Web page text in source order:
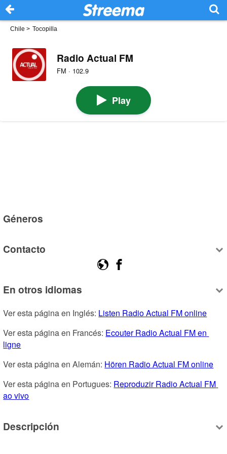
Chile > Tocopilla
Radio Actual FM
FM · 102.9
Play
Géneros
Contacto
En otros idiomas
Ver esta página en Inglés: Listen Radio Actual FM online
Ver esta página en Francés: Ecouter Radio Actual FM en
ligne
Ver esta página en Alemán: Hören Radio Actual FM online
Ver esta página en Portugues: Reproduzir Radio Actual FM
ao vivo
Descripción